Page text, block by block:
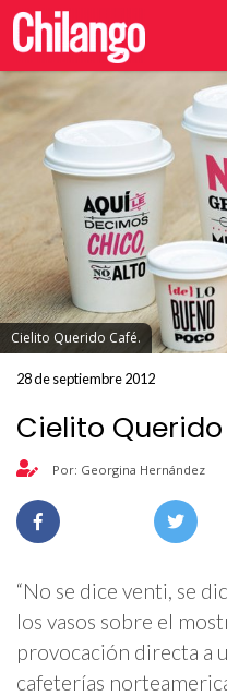
Cielito Querido Café.
28 de septiembre 2012
Cielito
Por: Georgina Hernández
“No se dice venti, se
los vasos sobre el
provocación directa a
cafeterías